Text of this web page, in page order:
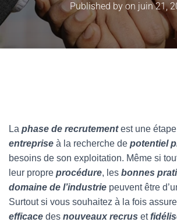
Published by on juin 21,
La phase de recrutementest une
entreprise à la recherche de potentiel
besoins de son exploitation. Même si
leur propre procédure, les bonnes
domaine de l’industrie peuvent être
Surtout si vous souhaitez à la fois
efficace des nouveaux recrus et